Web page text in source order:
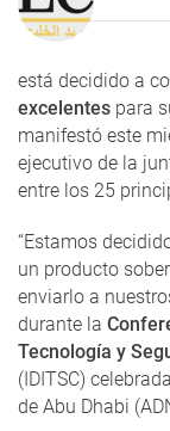
está decidido a
excelentes para
manifestó este
ejecutivo de la
entre los 25
“Estamos
un producto
enviarlo a
durante la
Tecnología y
(IDITSC)
de Abu Dhabi